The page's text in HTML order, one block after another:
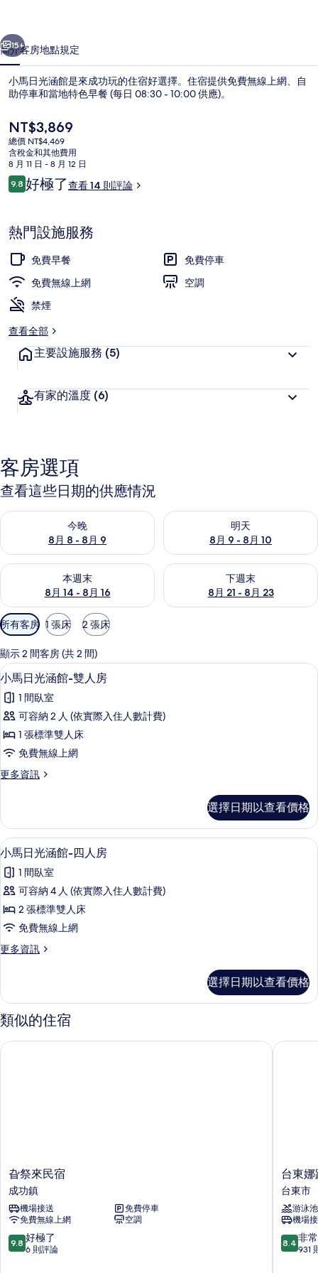
相
片
集
個 下一個
15+
簡介客房地點規定
小馬日光涵館是來成功玩的住宿好選擇。住宿提供免費無線上網、自
助停車和當地特色早餐 (每日 08:30 - 10:00 供應)。
目
前
的
價
格
是
NT$3,869
總價 NT$4,469
含稅金和其他費用
8 月 11 日 - 8 月 12 日
評
論
9.89.8 分，滿分 10 分，
好極了查看 14 則評論
熱門設施服務
免費早餐
免費停車
免費無線上網
空調
禁煙
查看全部
主要設施服務 (5)
有家的溫度 (6)
客房選項
查看這些日期的供應情況
今晚
8月 8 - 8月 9
查看今晚 (8月 8 - 8月 9) 的供應情況
明天
8月 9 - 8月 10
查看明天 (8月 9 - 8月 10) 的供
本週末
8月 14 - 8月 16
查看本週末 (8月 14 - 8月 16) 的供應情況
下週末
8月 21 - 8月 23
查看下週末 (8月 21 - 8月 23)
可
用
的
客
房
篩
選
條
所有客房 1 張床 2 張床
顯示 2 間客房 (共 2 間)
顯
示
小
馬
日
涵
雙
人
房
的
所
有
相
片
5
小馬日光涵館-雙人房
1 間臥室
可容納 2 人 (依實際入住人數計費)
1 張標準雙人床
免費無線上網
更多資訊
更
日
光
涵
雙
人
的
詳
選擇日期以查看價格
顯
示
小
馬
日
涵
四
人
房
的
3
小馬日光涵館-四人房
1 間臥室
可容納 4 人 (依實際入住人數計費)
2 張標準雙人床
免費無線上網
更多資訊
更
日
光
涵
館-
四
選擇日期以查看價格
類似的住宿
旮
祭
來
民
宿
成
功
旮祭來民宿
成功鎮
機場接送
免費停車
免費無線上網
空調
9.8
分，
9.8 好極了
6 則評論
旮祭來民宿
台
東
娜
路
彎
大
酒
台東
台東市
游泳池
機場
8.4
分，
8.4 非
931
台東娜